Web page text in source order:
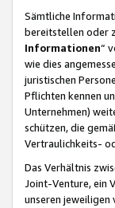
Sämtliche
bereitstellen oder
Informationen“
wie dies
juristischen
Pflichten kennen
Unternehmen)
schützen, die
Vertraulichkeits-
Das Verhältnis
Joint-Venture, ein
unseren jeweiligen